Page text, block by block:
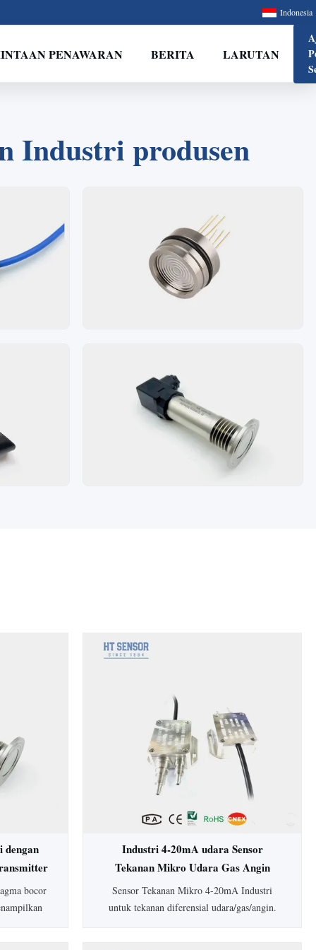
Indonesia
PENAWARAN BERITA LARUTAN
Industri produsen
dengan
bocor
Industri 4-20mA udara Sensor
Tekanan Mikro Udara Gas Angin
Differensial Tekanan Transmitter
Sensor Tekanan Mikro 4-20mA Industri
untuk tekanan diferensial udara/gas/angin.